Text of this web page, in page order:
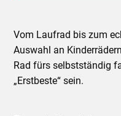
Vom Laufrad bis zum
Auswahl an
Rad fürs selbstständig
„Erstbeste“ sein.